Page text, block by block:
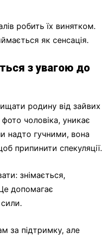
робить їх винятком.
як сенсація.
з увагою до
родину від зайвих
чоловіка, уникає
надто гучними, вона
припинити спекуляції.
знімається,
допомагає
за підтримку, але